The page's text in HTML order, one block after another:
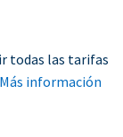
todas las tarifas
Más información